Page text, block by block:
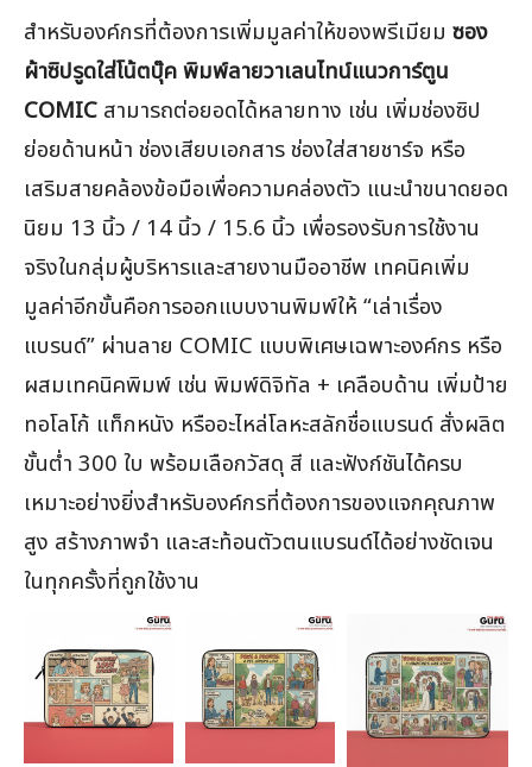
สำหรับองค์กรที่ต้องการเพิ่มมูลค่าให้ของพรีเมียม ซอง
ผ้าซิปรูดใส่โน้ตบุ๊ค พิมพ์ลายวาเลนไทน์แนวการ์ตูน
COMIC สามารถต่อยอดได้หลายทาง เช่น เพิ่มช่องซิป
ย่อยด้านหน้า ช่องเสียบเอกสาร ช่องใส่สายชาร์จ หรือ
เสริมสายคล้องข้อมือเพื่อความคล่องตัว แนะนำขนาดยอด
นิยม 13 นิ้ว / 14 นิ้ว / 15.6 นิ้ว เพื่อรองรับการใช้งาน
จริงในกลุ่มผู้บริหารและสายงานมืออาชีพ เทคนิคเพิ่ม
มูลค่าอีกขั้นคือการออกแบบงานพิมพ์ให้ “เล่าเรื่อง
แบรนด์” ผ่านลาย COMIC แบบพิเศษเฉพาะองค์กร หรือ
ผสมเทคนิคพิมพ์ เช่น พิมพ์ดิจิทัล + เคลือบด้าน เพิ่มป้าย
ทอโลโก้ แท็กหนัง หรืออะไหล่โลหะสลักชื่อแบรนด์ สั่งผลิต
ขั้นต่ำ 300 ใบ พร้อมเลือกวัสดุ สี และฟังก์ชันได้ครบ
เหมาะอย่างยิ่งสำหรับองค์กรที่ต้องการของแจกคุณภาพ
สูง สร้างภาพจำ และสะท้อนตัวตนแบรนด์ได้อย่างชัดเจน
ในทุกครั้งที่ถูกใช้งาน